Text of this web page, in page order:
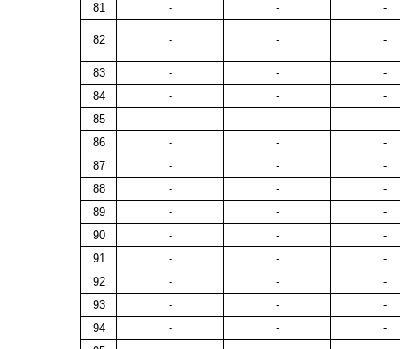
81 - - -
82 - - -
83 - -
-
84
- -
-
85
- -
-
86
- -
-
87
- -
-
88
- -
-
89
- -
-
90
- -
-
91
- -
-
92
- -
-
93
- -
-
94
- -
-